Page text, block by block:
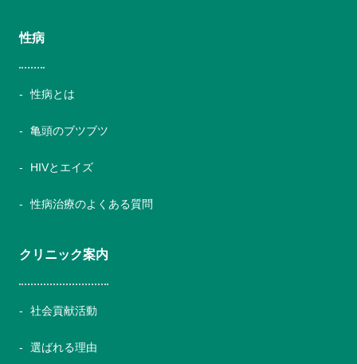
性病
性病とは
亀頭のブツブツ
HIVとエイズ
性病治療のよくある質問
クリニック案内
社会貢献活動
選ばれる理由